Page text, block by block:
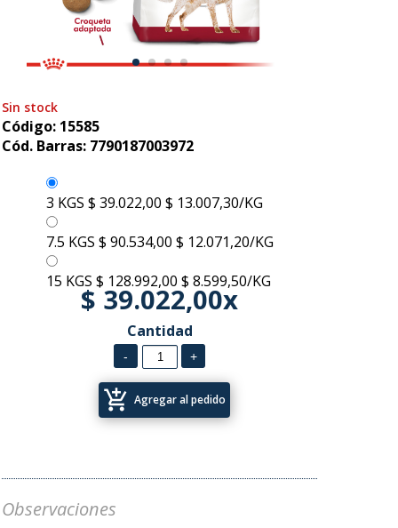
Sin stock
Código: 15585
Cód. Barras: 7790187003972
3 KGS $ 39.022,00 $ 13.007,30/KG
7.5 KGS $ 90.534,00 $ 12.071,20/KG
15 KGS $ 128.992,00 $ 8.599,50/KG
$ 39.022,00x
Cantidad
add_shopping_cart Agregar al pedido
Observaciones